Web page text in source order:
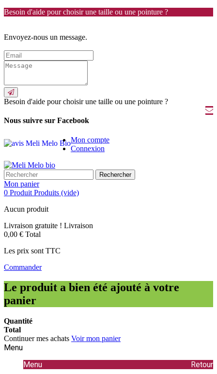
Besoin d'aide pour choisir une taille ou une pointure ?
Envoyez-nous un message.
Besoin d'aide pour choisir une taille ou une pointure ?
Nous suivre sur Facebook
Mon compte
Connexion
Rechercher
Mon panier
0 Produit Produits (vide)
Aucun produit
Livraison gratuite ! Livraison
0,00 € Total
Les prix sont TTC
Commander
Le produit a bien été ajouté à votre
panier
Quantité
Total
Continuer mes achats Voir mon panier
Menu
Menu
Retour